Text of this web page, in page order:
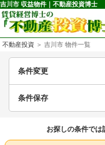
吉川市 収益物件｜不動産投資博士
不動産投資 ＞ 吉川市 物件一覧
条件変更
条件保存
お探しの条件では